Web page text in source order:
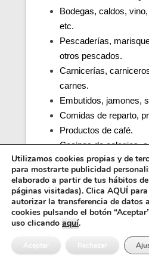
Bodegas, caldos,
etc.
Pescaderías,
otros pescados.
Carnicerías,
carnes.
Embutidos, jamones,
Comidas de reparto,
Productos de café.
Cocinas de colegios,
escolares, guarderías,
Cocinas y comedores
ancianos (tercera
Cocina, obrador y
penitenciarias.
Distribuidores
distribución.
Utilizamos cookies propias y de
para mostrarte publicidad
elaborado a partir de tus hábitos
páginas visitadas). Clica AQUÍ
autorizar la transferencia de datos
cookies pulsando el botón
uso clicando aquí.
Aceptar Rechazar